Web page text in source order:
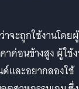
าจะถูกใช้งานโดยผู้
าค่อนข้างสูง ผู้ใช้
และอยากลองใช้